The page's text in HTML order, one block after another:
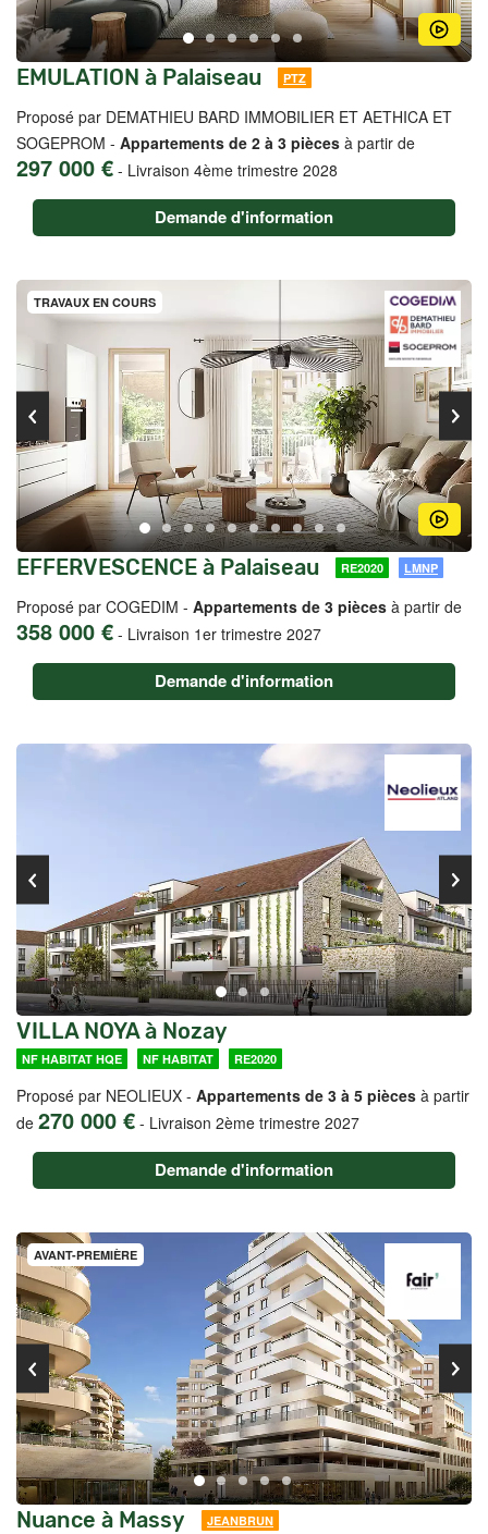
EMULATION à Palaiseau PTZ
Proposé par DEMATHIEU BARD IMMOBILIER ET AETHICA ET
SOGEPROM - Appartements de 2 à 3 pièces à partir de
297 000 € - Livraison 4ème trimestre 2028
Demande d'information
TRAVAUX EN COURS
EFFERVESCENCE à Palaiseau RE2020 LMNP
Proposé par COGEDIM - Appartements de 3 pièces à partir de
358 000 € - Livraison 1er trimestre 2027
Demande d'information
VILLA NOYA à Nozay
NF HABITAT HQE NF HABITAT RE2020
Proposé par NEOLIEUX - Appartements de 3 à 5 pièces à partir
de 270 000 € - Livraison 2ème trimestre 2027
Demande d'information
AVANT-PREMIÈRE
Nuance à Massy JEANBRUN